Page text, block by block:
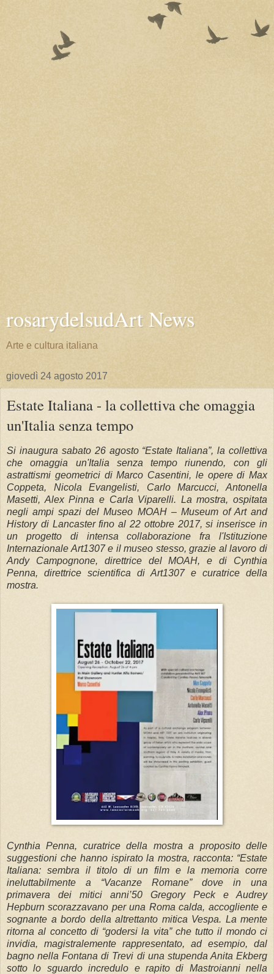
rosarydelsudArt News
Arte e cultura italiana
giovedì 24 agosto 2017
Estate Italiana - la collettiva che omaggia
un'Italia senza tempo
Si inaugura sabato 26 agosto “Estate Italiana”, la collettiva
che omaggia un'Italia senza tempo riunendo, con gli
astrattismi geometrici di Marco Casentini, le opere di Max
Coppeta, Nicola Evangelisti, Carlo Marcucci, Antonella
Masetti, Alex Pinna e Carla Viparelli. La mostra, ospitata
negli ampi spazi del Museo MOAH – Museum of Art and
History di Lancaster fino al 22 ottobre 2017, si inserisce in
un progetto di intensa collaborazione fra l'Istituzione
Internazionale Art1307 e il museo stesso, grazie al lavoro di
Andy Campognone, direttrice del MOAH, e di Cynthia
Penna, direttrice scientifica di Art1307 e curatrice della
mostra.
Cynthia Penna, curatrice della mostra a proposito delle
suggestioni che hanno ispirato la mostra, racconta: “Estate
Italiana: sembra il titolo di un film e la memoria corre
ineluttabilmente a “Vacanze Romane” dove in una
primavera dei mitici anni’50 Gregory Peck e Audrey
Hepburn scorazzavano per una Roma calda, accogliente e
sognante a bordo della altrettanto mitica Vespa. La mente
ritorna al concetto di “godersi la vita” che tutto il mondo ci
invidia, magistralemente rappresentato, ad esempio, dal
bagno nella Fontana di Trevi di una stupenda Anita Ekberg
sotto lo sguardo incredulo e rapito di Mastroianni nella